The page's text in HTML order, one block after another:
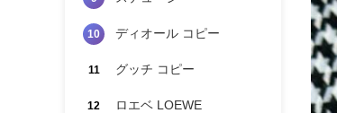
10 ディオール コピー
11 グッチ コピー
12 ロエベ LOEWE